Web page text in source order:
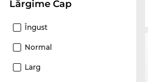
Lărgime Cap
Îngust
Normal
Larg